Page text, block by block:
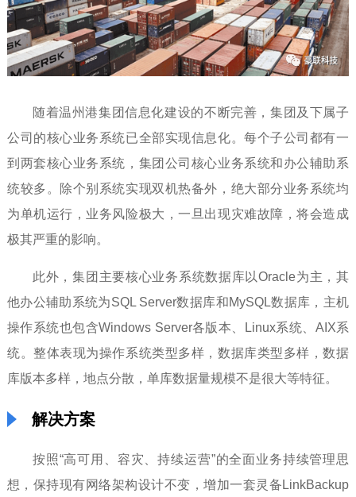
随着温州港集团信息化建设的不断完善，集团及下属子
公司的核心业务系统已全部实现信息化。每个子公司都有一
到两套核心业务系统，集团公司核心业务系统和办公辅助系
统较多。除个别系统实现双机热备外，绝大部分业务系统均
为单机运行，业务风险极大，一旦出现灾难故障，将会造成
极其严重的影响。
此外，集团主要核心业务系统数据库以Oracle为主，其
他办公辅助系统为SQL Server数据库和MySQL数据库，主机
操作系统也包含Windows Server各版本、Linux系统、AIX系
统。整体表现为操作系统类型多样，数据库类型多样，数据
库版本多样，地点分散，单库数据量规模不是很大等特征。
解决方案
按照“高可用、容灾、持续运营”的全面业务持续管理思
想，保持现有网络架构设计不变，增加一套灵备LinkBackup